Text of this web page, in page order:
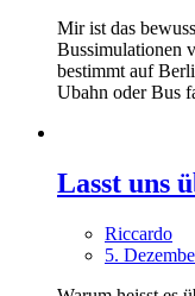
Mir ist das
Bussimulationen
bestimmt auf
Ubahn oder Bus
Lasst uns
Riccardo
5.